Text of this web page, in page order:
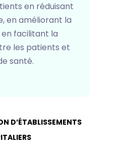
en réduisant
en améliorant la
facilitant la
les patients et
santé.
D’ÉTABLISSEMENTS